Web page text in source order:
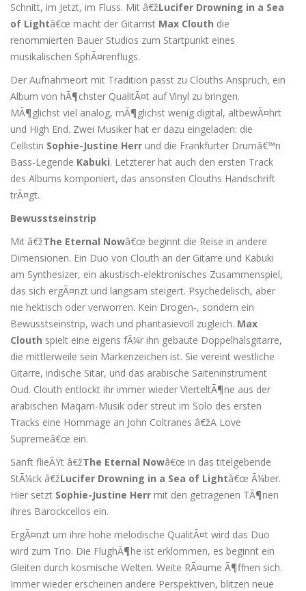
Schnitt, im Jetzt, im Fluss. Mit â€žLucifer Drowning in a Sea
of Lightâ€œ macht der Gitarrist Max Clouth die
renommierten Bauer Studios zum Startpunkt eines
musikalischen SphÃ¤renflugs.
Der Aufnahmeort mit Tradition passt zu Clouths Anspruch, ein
Album von hÃ¶chster QualitÃ¤t auf Vinyl zu bringen.
MÃ¶glichst viel analog, mÃ¶glichst wenig digital, altbewÃ¤hrt
und High End. Zwei Musiker hat er dazu eingeladen: die
Cellistin Sophie-Justine Herr und die Frankfurter Drumâ€™n
Bass-Legende Kabuki. Letzterer hat auch den ersten Track
des Albums komponiert, das ansonsten Clouths Handschrift
trÃ¤gt.
Bewusstseinstrip
Mit â€žThe Eternal Nowâ€œ beginnt die Reise in andere
Dimensionen. Ein Duo von Clouth an der Gitarre und Kabuki
am Synthesizer, ein akustisch-elektronisches Zusammenspiel,
das sich ergÃ¤nzt und langsam steigert. Psychedelisch, aber
nie hektisch oder verworren. Kein Drogen-, sondern ein
Bewusstseinstrip, wach und phantasievoll zugleich. Max
Clouth spielt eine eigens fÃ¼r ihn gebaute Doppelhalsgitarre,
die mittlerweile sein Markenzeichen ist. Sie vereint westliche
Gitarre, indische Sitar, und das arabische Saiteninstrument
Oud. Clouth entlockt ihr immer wieder VierteltÃ¶ne aus der
arabischen Maqam-Musik oder streut im Solo des ersten
Tracks eine Hommage an John Coltranes â€žA Love
Supremeâ€œ ein.
Sanft flieÃŸt â€žThe Eternal Nowâ€œ in das titelgebende
StÃ¼ck â€žLucifer Drowning in a Sea of Lightâ€œ Ã¼ber.
Hier setzt Sophie-Justine Herr mit den getragenen TÃ¶nen
ihres Barockcellos ein.
ErgÃ¤nzt um ihre hohe melodische QualitÃ¤t wird das Duo
wird zum Trio. Die FlughÃ¶he ist erklommen, es beginnt ein
Gleiten durch kosmische Welten. Weite RÃ¤ume Ã¶ffnen sich.
Immer wieder erscheinen andere Perspektiven, blitzen neue